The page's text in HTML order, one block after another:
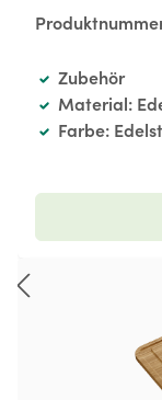
Zubehör
Material:
Farbe: